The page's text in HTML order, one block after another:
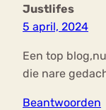
Justlifes
5 april, 2024
Een top
die nare
Beantwoorden